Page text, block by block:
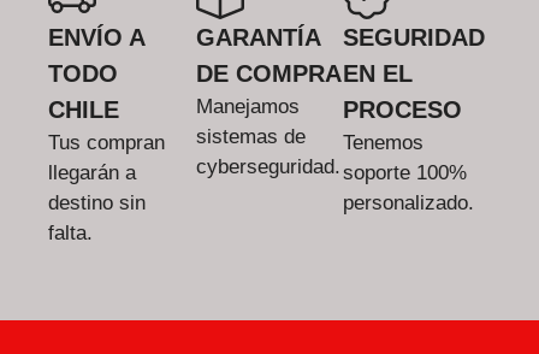
ENVÍO A
TODO
CHILE
Tus compran
llegarán a
destino sin
falta.
GARANTÍA
DE COMPRA
Manejamos
sistemas de
cyberseguridad.
SEGURIDAD
EN EL
PROCESO
Tenemos
soporte 100%
personalizado.